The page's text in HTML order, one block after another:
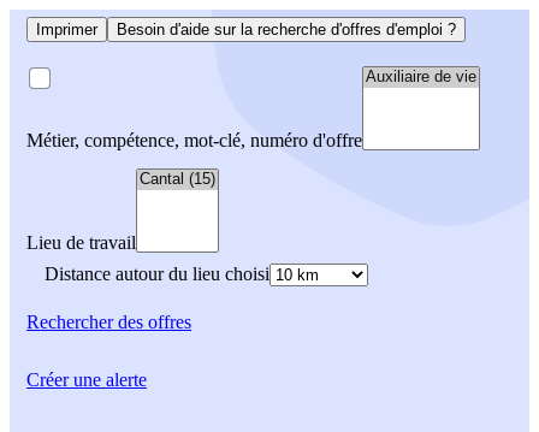
Imprimer Besoin d'aide sur la recherche d'offres d'emploi ?
Métier, compétence, mot-clé, numéro d'offre
Lieu de travail
Distance autour du lieu choisi
Rechercherdes offres
Créer une alerte